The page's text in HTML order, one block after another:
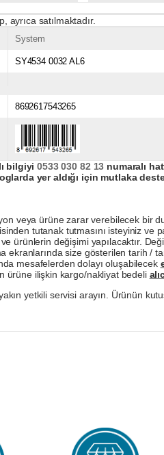
ayrıca satılmaktadır.
System
SY4534 0032 AL6
8692617543265
bilgiyi0533 030 82 13 numaralı
yer aldığı için mutlaka
veya ürüne zarar verebilecek bir
tutanak tutmasını isteyiniz ve
ürünlerin değişimi yapılacaktır.
ekranlarında size gösterilen tarih
mesafelerden dolayı oluşabilecek
ürüne ilişkin kargo/nakliyat bedeli
yetkili servisi arayın. Ürünün